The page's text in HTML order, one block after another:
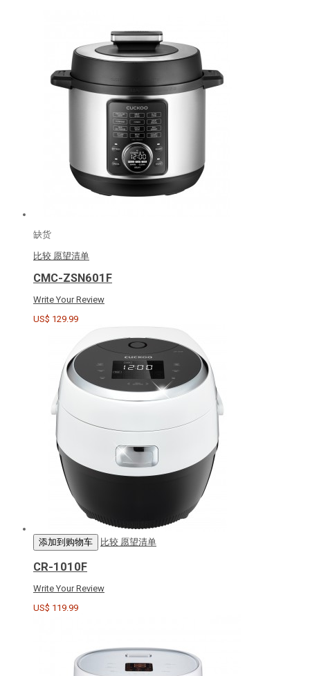
缺货
比较 愿望清单
CMC-ZSN601F
Write Your Review
US$ 129.99
添加到购物车 比较 愿望清单
CR-1010F
Write Your Review
US$ 119.99